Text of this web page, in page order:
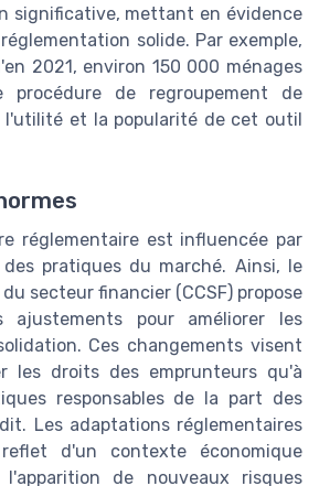
significative, mettant en évidence
solide. Par exemple,
2021, environ 150 000 ménages
procédure de regroupement de
et la popularité de cet outil
réglementaire est influencée par
pratiques du marché. Ainsi, le
secteur financier (CCSF) propose
ajustements pour améliorer les
Ces changements visent
les droits des emprunteurs qu'à
responsables de la part des
Les adaptations réglementaires
d'un contexte économique
de nouveaux risques